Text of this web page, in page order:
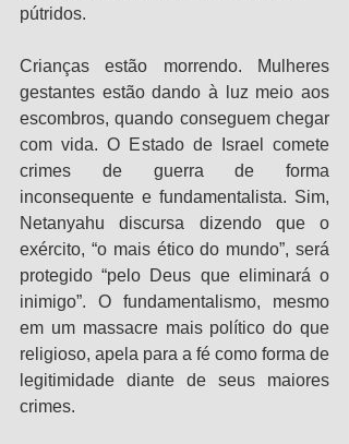
pútridos.
Crianças estão morrendo. Mulheres
gestantes estão dando à luz meio aos
escombros, quando conseguem chegar
com vida. O Estado de Israel comete
crimes de guerra de forma
inconsequente e fundamentalista. Sim,
Netanyahu discursa dizendo que o
exército, “o mais ético do mundo”, será
protegido “pelo Deus que eliminará o
inimigo”. O fundamentalismo, mesmo
em um massacre mais político do que
religioso, apela para a fé como forma de
legitimidade diante de seus maiores
crimes.